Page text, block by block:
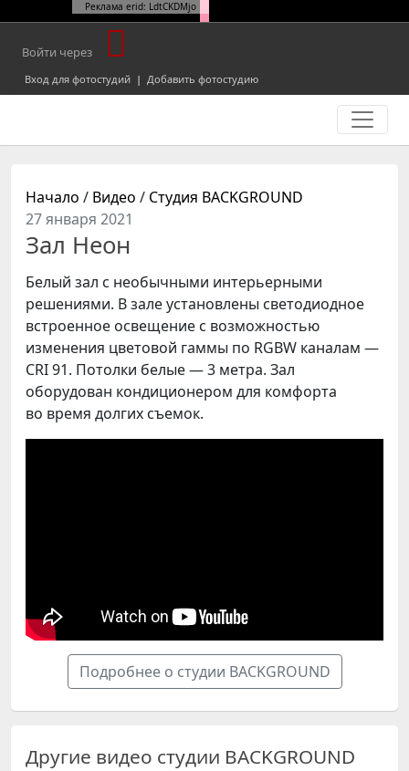
Реклама erid: LdtCKDMjo
Войти через
Вход для фотостудий | Добавить фотостудию
Начало / Видео / Студия BACKGROUND
27 января 2021
Зал Неон
Белый зал с необычными интерьерными
решениями. В зале установлены светодиодное
встроенное освещение с возможностью
изменения цветовой гаммы по RGBW каналам —
CRI 91. Потолки белые — 3 метра. Зал
оборудован кондиционером для комфорта
во время долгих съемок.
Подробнее о студии BACKGROUND
Другие видео студии BACKGROUND